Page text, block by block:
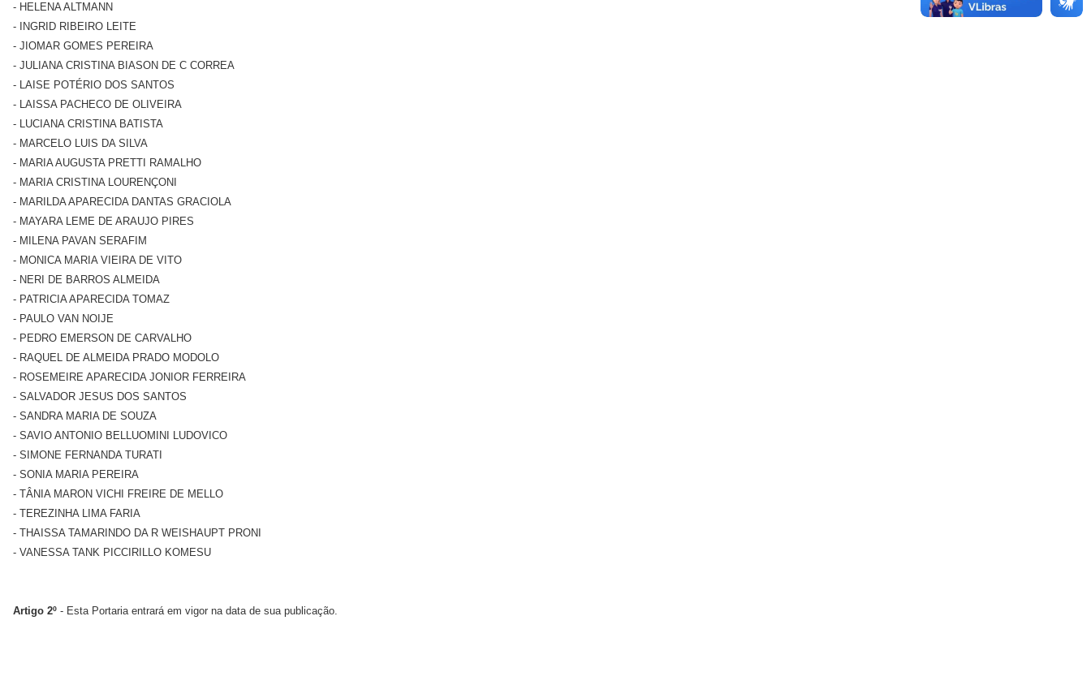
- HELENA ALTMANN
- INGRID RIBEIRO LEITE
- JIOMAR GOMES PEREIRA
- JULIANA CRISTINA BIASON DE C CORREA
- LAISE POTÉRIO DOS SANTOS
- LAISSA PACHECO DE OLIVEIRA
- LUCIANA CRISTINA BATISTA
- MARCELO LUIS DA SILVA
- MARIA AUGUSTA PRETTI RAMALHO
- MARIA CRISTINA LOURENÇONI
- MARILDA APARECIDA DANTAS GRACIOLA
- MAYARA LEME DE ARAUJO PIRES
- MILENA PAVAN SERAFIM
- MONICA MARIA VIEIRA DE VITO
- NERI DE BARROS ALMEIDA
- PATRICIA APARECIDA TOMAZ
- PAULO VAN NOIJE
- PEDRO EMERSON DE CARVALHO
- RAQUEL DE ALMEIDA PRADO MODOLO
- ROSEMEIRE APARECIDA JONIOR FERREIRA
- SALVADOR JESUS DOS SANTOS
- SANDRA MARIA DE SOUZA
- SAVIO ANTONIO BELLUOMINI LUDOVICO
- SIMONE FERNANDA TURATI
- SONIA MARIA PEREIRA
- TÂNIA MARON VICHI FREIRE DE MELLO
- TEREZINHA LIMA FARIA
- THAISSA TAMARINDO DA R WEISHAUPT PRONI
- VANESSA TANK PICCIRILLO KOMESU
Artigo 2º - Esta Portaria entrará em vigor na data de sua publicação.